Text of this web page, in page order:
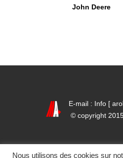
John Deere
E-mail : Info [
© copyright
Nous utilisons des cookies sur